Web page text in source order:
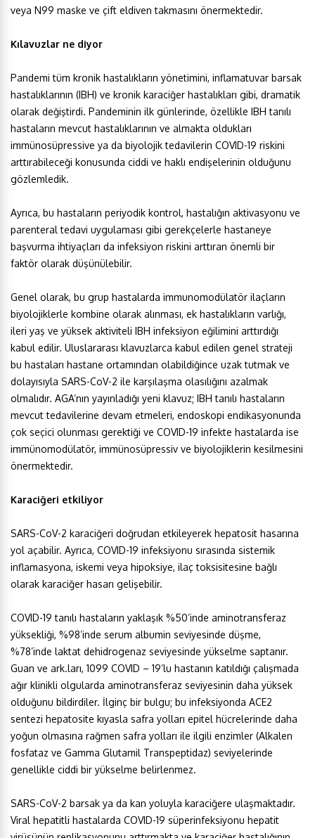
veya N99 maske ve çift eldiven takmasını önermektedir.
Kılavuzlar ne diyor
Pandemi tüm kronik hastalıkların yönetimini, inflamatuvar barsak
hastalıklarının (IBH) ve kronik karaciğer hastalıkları gibi, dramatik
olarak değiştirdi. Pandeminin ilk günlerinde, özellikle IBH tanılı
hastaların mevcut hastalıklarının ve almakta oldukları
immünosüpressive ya da biyolojik tedavilerin COVID-19 riskini
arttırabileceği konusunda ciddi ve haklı endişelerinin olduğunu
gözlemledik.
Ayrıca, bu hastaların periyodik kontrol, hastalığın aktivasyonu ve
parenteral tedavi uygulaması gibi gerekçelerle hastaneye
başvurma ihtiyaçları da infeksiyon riskini arttıran önemli bir
faktör olarak düşünülebilir.
Genel olarak, bu grup hastalarda immunomodülatör ilaçların
biyolojiklerle kombine olarak alınması, ek hastalıkların varlığı,
ileri yaş ve yüksek aktiviteli IBH infeksiyon eğilimini arttırdığı
kabul edilir. Uluslararası klavuzlarca kabul edilen genel strateji
bu hastaları hastane ortamından olabildiğince uzak tutmak ve
dolayısıyla SARS-CoV-2 ile karşılaşma olasılığını azalmak
olmalıdır. AGA’nın yayınladığı yeni klavuz; IBH tanılı hastaların
mevcut tedavilerine devam etmeleri, endoskopi endikasyonunda
çok seçici olunması gerektiği ve COVID-19 infekte hastalarda ise
immünomodülatör, immünosüpressiv ve biyolojiklerin kesilmesini
önermektedir.
Karaciğeri etkiliyor
SARS-CoV-2 karaciğeri doğrudan etkileyerek hepatosit hasarına
yol açabilir. Ayrıca, COVID-19 infeksiyonu sırasında sistemik
inflamasyona, iskemi veya hipoksiye, ilaç toksisitesine bağlı
olarak karaciğer hasarı gelişebilir.
COVID-19 tanılı hastaların yaklaşık %50’inde aminotransferaz
yüksekliği, %98’inde serum albumin seviyesinde düşme,
%78’inde laktat dehidrogenaz seviyesinde yükselme saptanır.
Guan ve ark.ları, 1099 COVID – 19’lu hastanın katıldığı çalışmada
ağır klinikli olgularda aminotransferaz seviyesinin daha yüksek
olduğunu bildirdiler. İlginç bir bulgu; bu infeksiyonda ACE2
sentezi hepatosite kıyasla safra yolları epitel hücrelerinde daha
yoğun olmasına rağmen safra yolları ile ilgili enzimler (Alkalen
fosfataz ve Gamma Glutamil Transpeptidaz) seviyelerinde
genellikle ciddi bir yükselme belirlenmez.
SARS-CoV-2 barsak ya da kan yoluyla karaciğere ulaşmaktadır.
Viral hepatitli hastalarda COVID-19 süperinfeksiyonu hepatit